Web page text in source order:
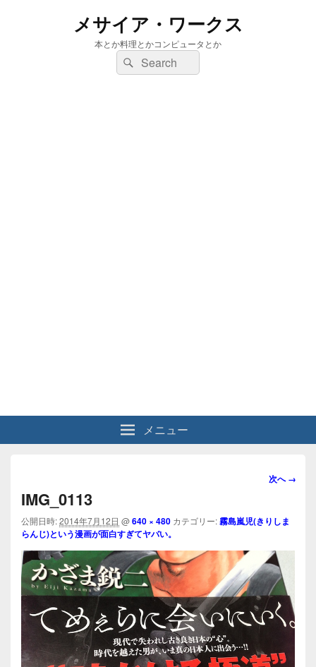
メサイア・ワークス
本とか料理とかコンピュータとか
検
索:
検
索
メニュー
画
ビ
ー
シ
ョ
ン
次へ →
IMG_0113
公開日時:2014年7月12日 @640 × 480 カテゴリー:霧島嵐児(きりしま
らんじ)という漫画が面白すぎてヤバい。